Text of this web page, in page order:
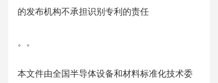
的发布机构不承担识别专利的责任
。。
本文件由全国半导体设备和材料标准化技术委